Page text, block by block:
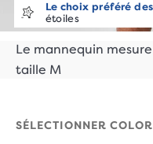
Le choix préféré
étoiles
Le mannequin
taille M
SÉLECTIONNER